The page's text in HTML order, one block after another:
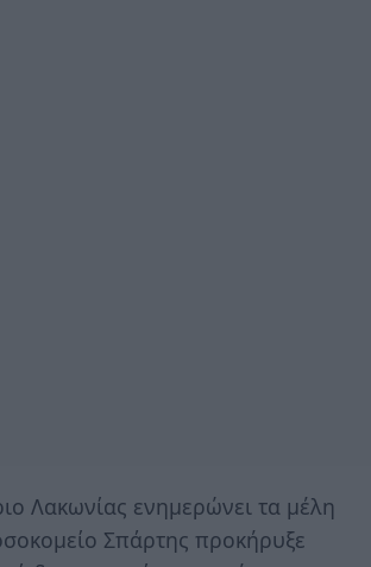
Λακωνίας ενημερώνει τα μέλη
Σπάρτης προκήρυξε